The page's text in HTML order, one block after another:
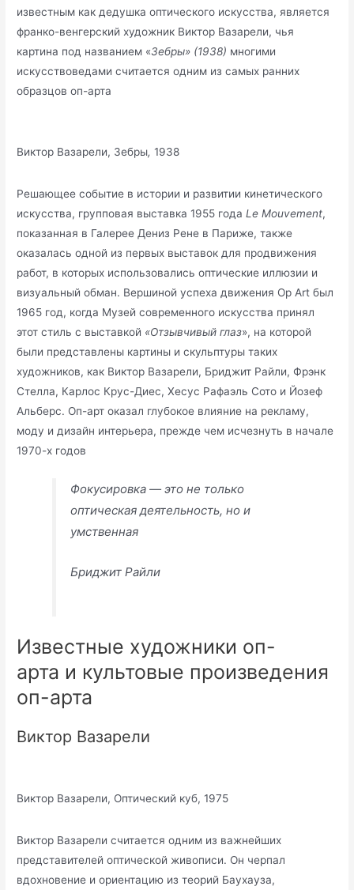
известным как дедушка оптического искусства, является
франко-венгерский художник Виктор Вазарели, чья
картина под названием «Зебры» (1938) многими
искусствоведами считается одним из самых ранних
образцов оп-арта
Виктор Вазарели, Зебры,1938
Решающее событие в истории и развитии кинетического
искусства, групповая выставка 1955 годаLe Mouvement,
показанная в Галерее Дениз Рене в Париже, также
оказалась одной из первых выставок для продвижения
работ, в которых использовались оптические иллюзии и
визуальный обман. Вершиной успеха движения Op Art был
1965 год, когда Музей современного искусства принял
этот стиль с выставкой «Отзывчивый глаз», на которой
были представлены картины и скульптуры таких
художников, как Виктор Вазарели, Бриджит Райли, Фрэнк
Стелла, Карлос Крус-Диес, Хесус Рафаэль Сото и Йозеф
Альберс. Оп-арт оказал глубокое влияние на рекламу,
моду и дизайн интерьера, прежде чем исчезнуть в начале
1970-х годов
Фокусировка — это не только
оптическая деятельность, но и
умственная
Бриджит Райли
Известные художники оп-
арта и культовые произведения
оп-арта
Виктор Вазарели
Виктор Вазарели, Оптический куб, 1975
Виктор Вазарели считается одним из важнейших
представителей оптической живописи. Он черпал
вдохновение и ориентацию из теорий Баухауза,